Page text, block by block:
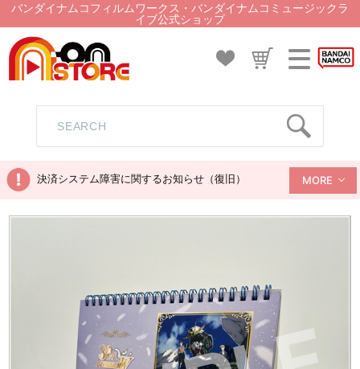
バンダイナムコフィルムワークス・バンダイナムコミュージックラ
イブ公式ショップ
決済システム障害に関するお知らせ（復旧） MORE